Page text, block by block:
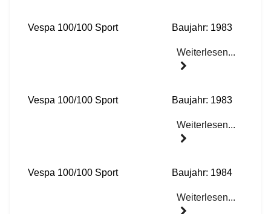
Vespa 100/100 Sport Baujahr: 1983
Weiterlesen...
Vespa 100/100 Sport Baujahr: 1983
Weiterlesen...
Vespa 100/100 Sport Baujahr: 1984
Weiterlesen...